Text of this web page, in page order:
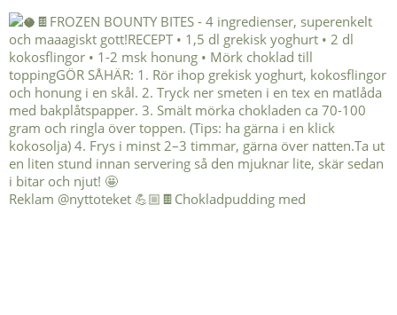
Reklam @nyttoteket 💪🏼🍫Chokladpudding med